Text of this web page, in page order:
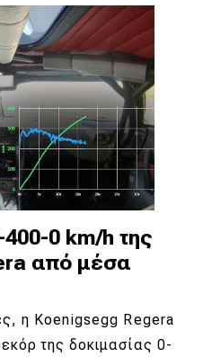
0 km/h της
από μέσα
η Koenigsegg Regera
της δοκιμασίας 0-